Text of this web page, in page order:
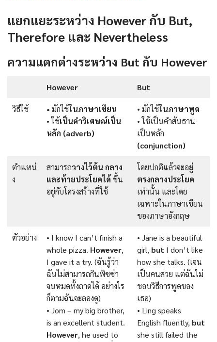
แยกแยะระหว่าง However กับ But,
Therefore และ Nevertheless
ความแตกต่างระหว่าง But กับ However
However But
วิธีใช้ • มักใช้ในภาษาเขียน
• ใช้เป็นคำวิเศษณ์เป็น
หลัก (adverb)
• มักใช้ในภาษาพูด
• ใช้เป็นคำสันธาน
เป็นหลัก
(conjunction)
ตําแหน่
ง
สามารถวางไว้ต้น กลาง
และท้ายประโยคได้ ขึ้น
อยู่กับโครงสร้างที่ใช้
โดยปกติแล้วจะอยู่
ตรงกลางประโยค
เท่านั้น และโดย
เฉพาะในภาษาเขียน
ของภาษาอังกฤษ
ตัวอย่าง
• I know I can’t finish a
whole pizza. However,
I gave it a try. (ฉันรู้ว่า
ฉันไม่สามารถกินพิซซ่า
จนหมดทั้งถาดได้ อย่างไร
ก็ตามฉันจะลองดู)
• Jom – my big brother,
is an excellent student.
However, he used to
• Jane is a beautiful
girl, but I don’t like
how she talks. (เจน
เป็นคนสวย แต่ฉันไม่
ชอบวิธีการพูดของ
เธอ)
• Ling speaks
English fluently, but
she still failed the